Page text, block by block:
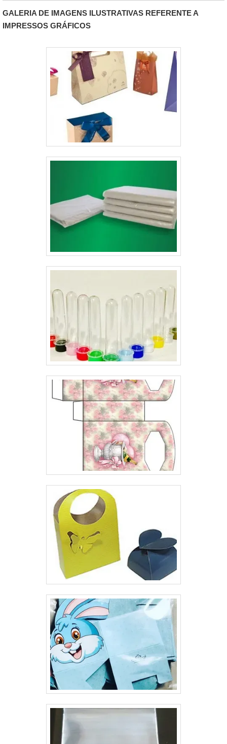
consumidores finais. O catálogo também pode ser
chamado de “brochura” e atualmente é um .
GALERIA DE IMAGENS ILUSTRATIVAS REFERENTE A
IMPRESSOS GRÁFICOS